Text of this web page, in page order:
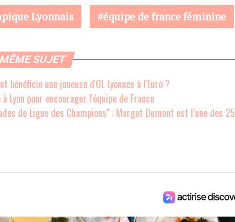
Lyonnais
équipe de france féminine
SUJET
une joueuse d'OL Lyonnes à l'Euro ?
Lyon pour encourager l'équipe de France
de Ligue des Champions" : Margot Dumont est l’une des 25